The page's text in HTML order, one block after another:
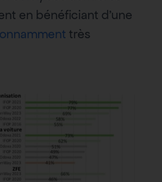
en bénéficiant d’une
très